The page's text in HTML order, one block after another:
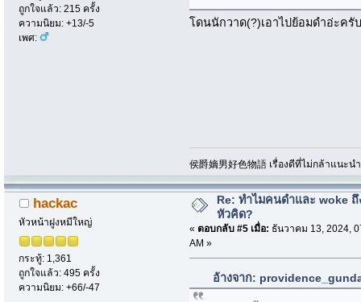
ถูกใจแล้ว: 215 ครั้ง
ความนิยม: +13/-5
เพศ:
โดนนักวาด(?)เอาไปย้อมดำอ่ะครั
侯爵嫡男好色物語 เรื่องดีที่ไม่กล้าแนะน
hackac
หัวหน้าฝูงหมีใหญ่
กระทู้: 1,361
ถูกใจแล้ว: 495 ครั้ง
ความนิยม: +66/-47
Re: ทำไมคนดำและ woke ถึ
หัวคิด?
« ตอบกลับ #5 เมื่อ: ธันวาคม 13, 2024,
AM »
อ้างจาก: